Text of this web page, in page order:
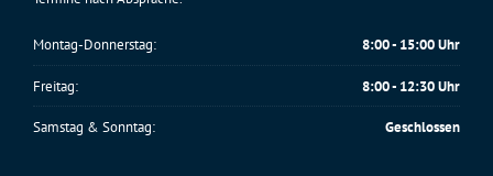
Montag-Donnerstag: 8:00 - 15:00 Uhr
Freitag: 8:00 - 12:30 Uhr
Samstag & Sonntag: Geschlossen